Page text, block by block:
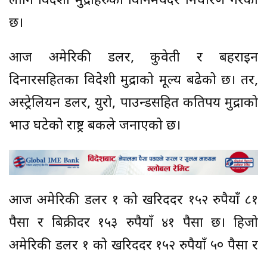
छ।
आज अमेरिकी डलर, कुवेती र बहराइन
दिनारसहितका विदेशी मुद्राको मूल्य बढेको छ। तर,
अस्ट्रेलियन डलर, युरो, पाउन्डसहित कतिपय मुद्राको
भाउ घटेको राष्ट्र बैंकले जनाएको छ।
आज अमेरिकी डलर १ को खरिददर १५२ रुपैयाँ ८१
पैसा र बिक्रीदर १५३ रुपैयाँ ४१ पैसा छ। हिजो
अमेरिकी डलर १ को खरिददर १५२ रुपैयाँ ५० पैसा र